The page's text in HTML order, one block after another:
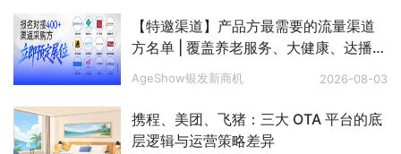
【特邀渠道】产品方最需要的流量渠道
方名单 | 覆盖养老服务、大健康、达播、
私域、电视购物、文娱旅游、银发零
售、银发出海等八大赛道
AgeShow银发新商机 2026-08-03
携程、美团、飞猪：三大 OTA 平台的底
层逻辑与运营策略差异